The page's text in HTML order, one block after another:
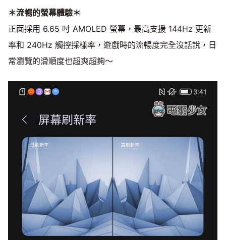
＊流暢的螢幕體驗＊
正面採用 6.65 吋 AMOLED 螢幕，最高支援 144Hz 更新
率和 240Hz 觸控採樣率，遊戲時的流暢度完全沒話說，日
常瀏覽的滑順度也超爽超夠～